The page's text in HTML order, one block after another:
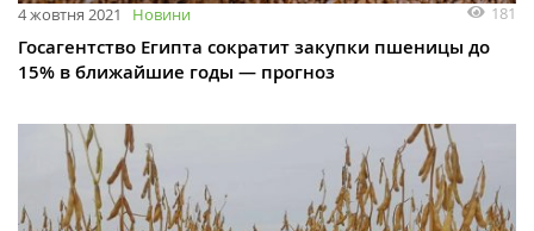
4 жовтня 2021 Новини 181
Госагентство Египта сократит закупки пшеницы до
15% в ближайшие годы — прогноз